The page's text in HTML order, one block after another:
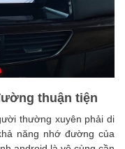
thuận tiện
thường xuyên phải di
năng nhớ đường của